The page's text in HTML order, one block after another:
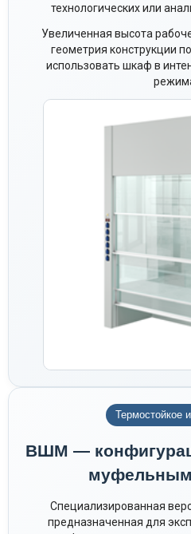
технологических или
Увеличенная высота
геометрия конструкции
использовать шкаф в
Термостойкое
ВШМ —
Специализированная
предназначенная для